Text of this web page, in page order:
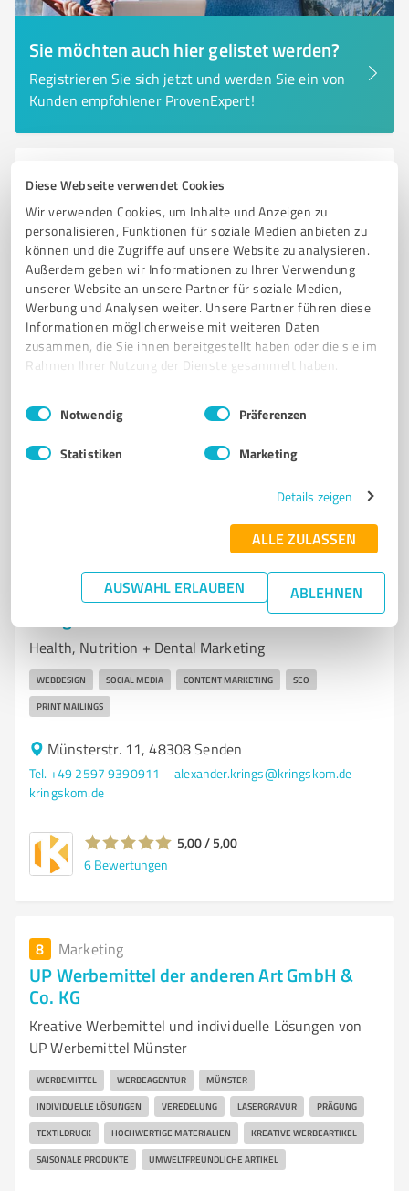
Diese Webseite verwendet Cookies
Wir verwenden Cookies, um Inhalte und Anzeigen zu
personalisieren, Funktionen für soziale Medien anbieten zu
können und die Zugriffe auf unsere Website zu analysieren.
Außerdem geben wir Informationen zu Ihrer Verwendung
unserer Website an unsere Partner für soziale Medien,
Werbung und Analysen weiter. Unsere Partner führen diese
Informationen möglicherweise mit weiteren Daten
zusammen, die Sie ihnen bereitgestellt haben oder die sie im
Rahmen Ihrer Nutzung der Dienste gesammelt haben.
Impressum Datenschutzbestimmungen
Einwilligungsauswahl
Notwendig Präferenzen
Statistiken Marketing
Details zeigen
ALLE ZULASSEN
AUSWAHL ERLAUBEN ABLEHNEN
Sie möchten auch hier gelistet werden?
Registrieren Sie sich jetzt und werden Sie ein von
Kunden empfohlener ProvenExpert!
6 Marketing
FUTURE4 GmbH & Co. KG
Innovative Werbeagentur für Shopper Marketing und
Markenaktivierung in Münster
WERBEAGENTUR SHOPPER MARKETING MARKENAKTIVIERUNG
PROMOTIONS LIVE-KOMMUNIKATION ROI EVENTMANAGEMENT
KREATIVE KONZEPTE FULFILLMENT DISPLAYLÖSUNGEN
MARKENPRÄSENZ MÜNSTER
Rothenburg 14, 48143 Münster
Marketing
Health, Nutrition + Dental Marketing
WEBDESIGN SOCIAL MEDIA CONTENT MARKETING SEO
PRINT MAILINGS
Münsterstr. 11, 48308 Senden
Tel. +49 2597 9390911
alexander.krings@kringskom.de
kringskom.de
5,00 / 5,00
6 Bewertungen
8 Marketing
UP Werbemittel der anderen Art GmbH &
Co. KG
Kreative Werbemittel und individuelle Lösungen von
UP Werbemittel Münster
WERBEMITTEL WERBEAGENTUR MÜNSTER
INDIVIDUELLE LÖSUNGEN VEREDELUNG LASERGRAVUR PRÄGUNG
TEXTILDRUCK HOCHWERTIGE MATERIALIEN KREATIVE WERBEARTIKEL
SAISONALE PRODUKTE UMWELTFREUNDLICHE ARTIKEL